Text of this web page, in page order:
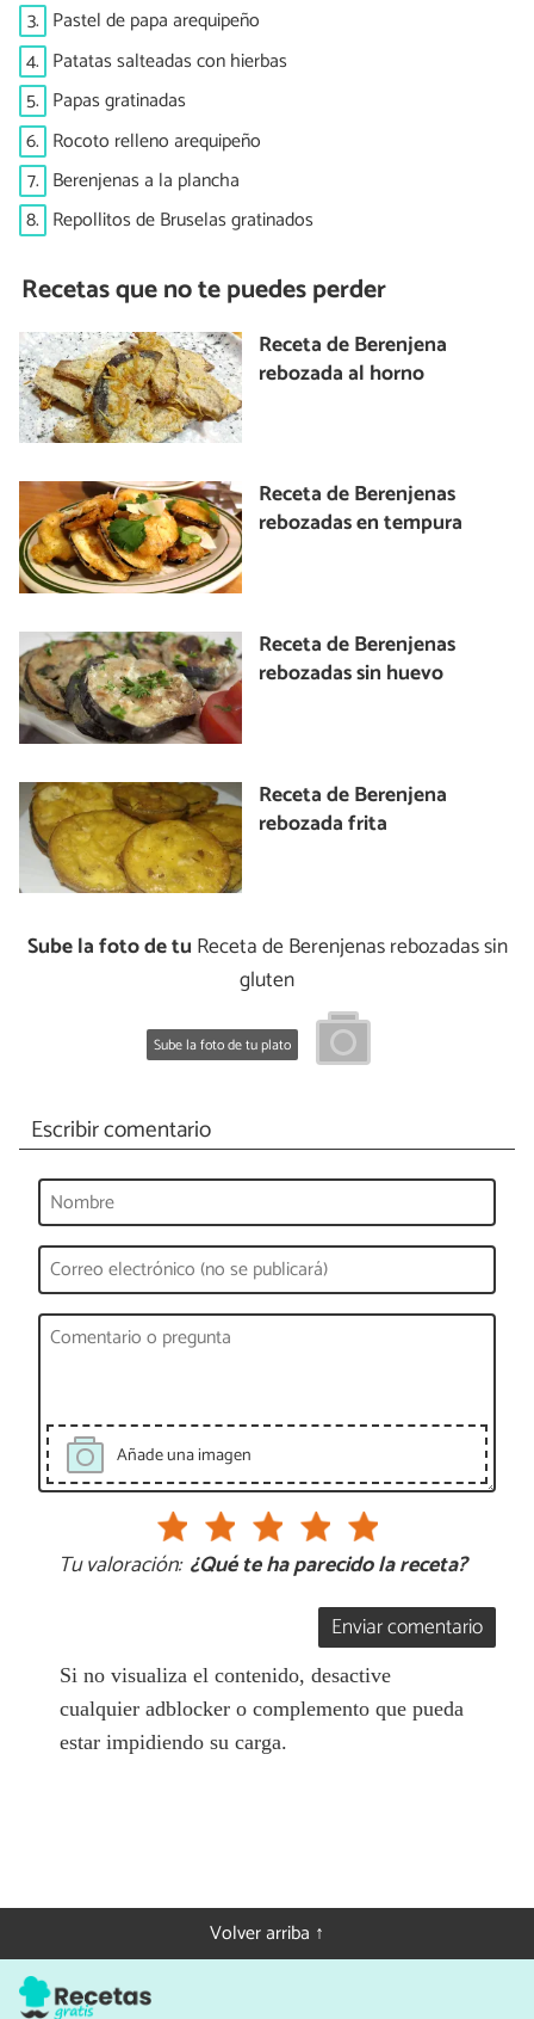
3. Pastel de papa arequipeño
4. Patatas salteadas con hierbas
5. Papas gratinadas
6. Rocoto relleno arequipeño
7. Berenjenas a la plancha
8. Repollitos de Bruselas gratinados
Recetas que no te puedes perder
Receta de Berenjena
rebozada al horno
Receta de Berenjenas
rebozadas en tempura
Receta de Berenjenas
rebozadas sin huevo
Receta de Berenjena
rebozada frita
Sube la foto de tu Receta de Berenjenas rebozadas sin
gluten
Sube la foto de tu plato
Escribir comentario
Añade una imagen
Tu valoración: ¿Qué te ha parecido la receta?
Enviar comentario
Si no visualiza el contenido, desactive
cualquier adblocker o complemento que pueda
estar impidiendo su carga.
Volver arriba ↑